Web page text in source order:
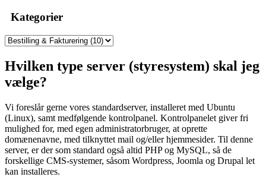
Kategorier
Hvilken type server (styresystem) skal jeg
vælge?
Vi foreslår gerne vores standardserver, installeret med Ubuntu
(Linux), samt medfølgende kontrolpanel. Kontrolpanelet giver fri
mulighed for, med egen administratorbruger, at oprette
domænenavne, med tilknyttet mail og/eller hjemmesider. Til denne
server, er der som standard også altid PHP og MySQL, så de
forskellige CMS-systemer, såsom Wordpress, Joomla og Drupal let
kan installeres.